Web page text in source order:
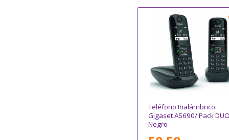
Teléfono Inalámbrico
Gigaset AS690/ Pack
Negro